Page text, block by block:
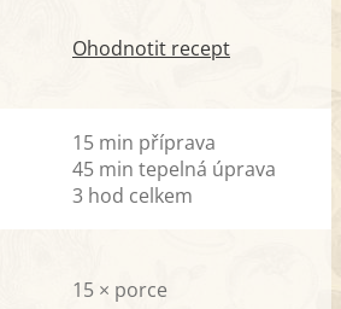
Ohodnotit recept
15 min příprava
45 min tepelná úprava
3 hod celkem
15 × porce